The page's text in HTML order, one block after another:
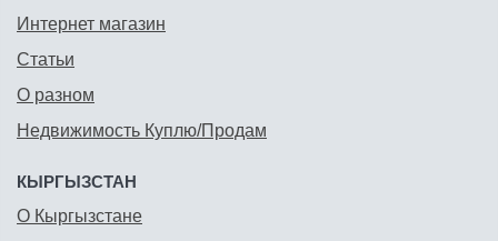
Интернет магазин
Статьи
О разном
Недвижимость Куплю/Продам
КЫРГЫЗСТАН
О Кыргызстане